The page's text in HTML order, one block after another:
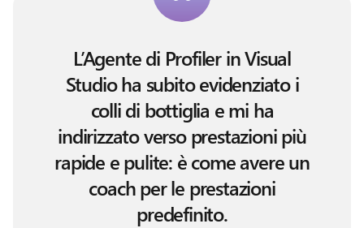
L’Agente di Profiler in Visual
Studio ha subito evidenziato i
colli di bottiglia e mi ha
indirizzato verso prestazioni più
rapide e pulite: è come avere un
coach per le prestazioni
predefinito.